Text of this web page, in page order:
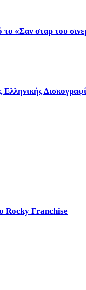
το «Σαν σταρ του
Rocky Franchise